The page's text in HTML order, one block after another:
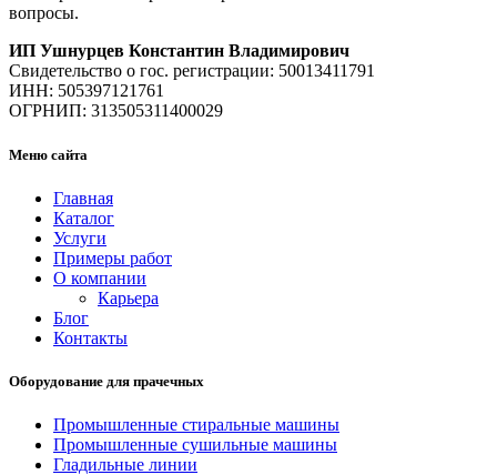
вопросы.
ИП Ушнурцев Константин Владимирович
Свидетельство о гос. регистрации: 50013411791
ИНН: 505397121761
ОГРНИП: 313505311400029
Меню сайта
Главная
Каталог
Услуги
Примеры работ
О компании
Карьера
Блог
Контакты
Оборудование для прачечных
Промышленные стиральные машины
Промышленные сушильные машины
Гладильные линии